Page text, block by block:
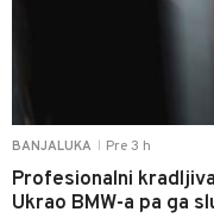
BANJALUKA Pre 3 h
Profesionalni
Ukrao BMW-a pa ga